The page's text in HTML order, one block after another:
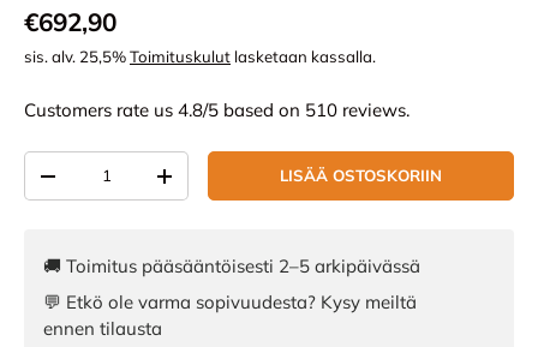
Normaali hinta
€692,90
sis. alv. 25,5%Toimituskulut lasketaan kassalla.
Customers rate us 4.8/5 based on 510 reviews.
VÄHENNÄ MÄÄRÄÄLISÄÄ MÄÄRÄÄLISÄÄ OSTOSKORIIN
🚚 Toimitus pääsääntöisesti 2–5 arkipäivässä
💬 Etkö ole varma sopivuudesta? Kysy meiltä
ennen tilausta